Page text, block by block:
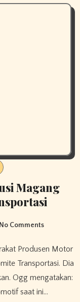
Magang
No Comments
Transportasi. Dia
Ogg mengatakan:
saat ini…